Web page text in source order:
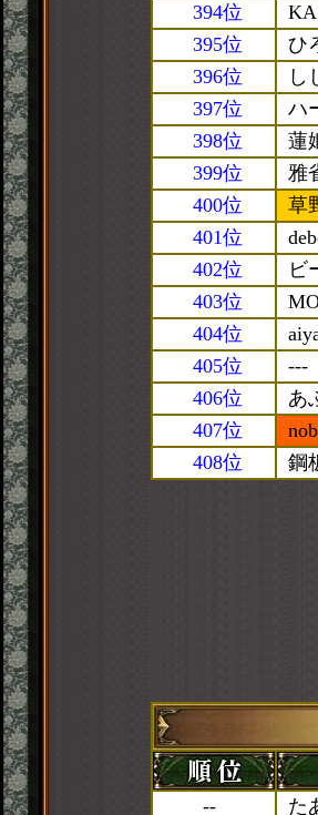
394位
395位
ひ
396位
し
397位
ハ
398位
蓮
399位
雅
400位
草
401位
402位
ビ
403位
404位
405位
---
406位
あ
407位
408位
鋼
--
た